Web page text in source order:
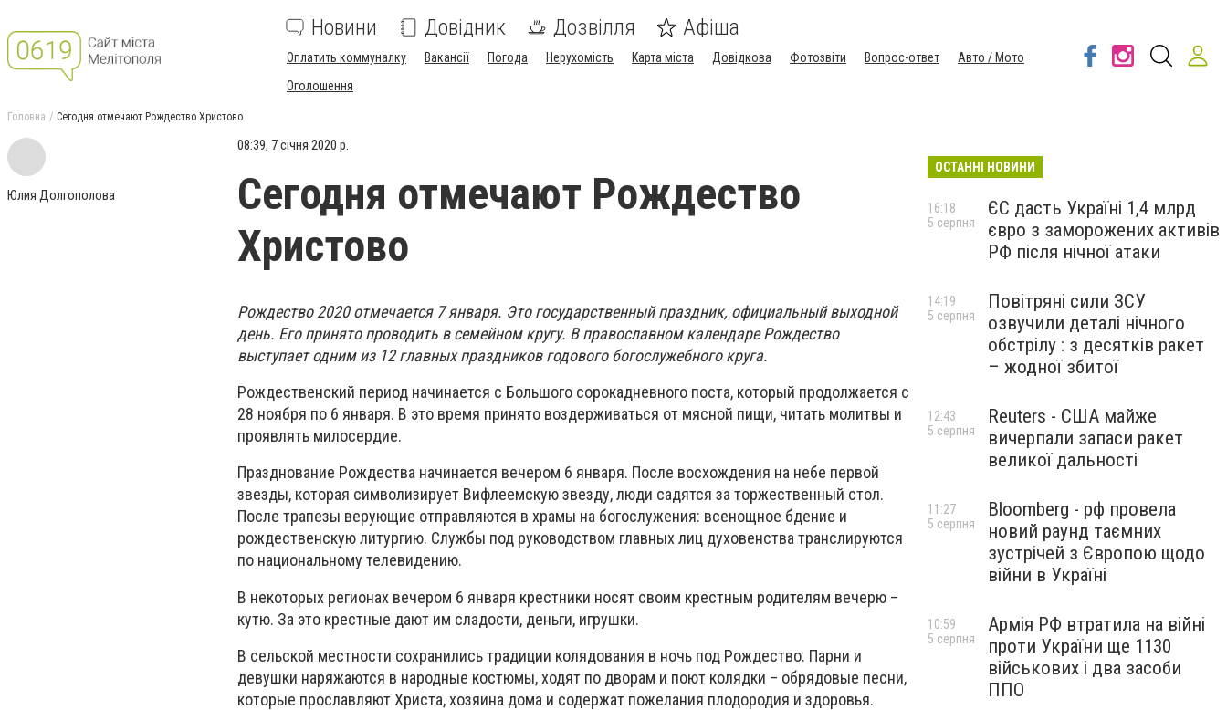
Новини Довідник Дозвілля Афіша
Оплатить коммуналку Вакансії Погода Нерухомість Карта міста Довідкова Фотозвіти Вопрос-ответ
Авто / Мото
Оголошення
Головна Сегодня отмечают Рождество Христово
Юлия Долгополова
08:39, 7 січня 2020 р.
Сегодня отмечают Рождество
Христово
Рождество 2020 отмечается 7 января. Это государственный праздник, официальный выходной
день. Его принято проводить в семейном кругу. В православном календаре Рождество
выступает одним из 12 главных праздников годового богослужебного круга.
Рождественский период начинается с Большого сорокадневного поста, который продолжается с
28 ноября по 6 января. В это время принято воздерживаться от мясной пищи, читать молитвы и
проявлять милосердие.
Празднование Рождества начинается вечером 6 января. После восхождения на небе первой
звезды, которая символизирует Вифлеемскую звезду, люди садятся за торжественный стол.
После трапезы верующие отправляются в храмы на богослужения: всенощное бдение и
рождественскую литургию. Службы под руководством главных лиц духовенства транслируются
по национальному телевидению.
В некоторых регионах вечером 6 января крестники носят своим крестным родителям вечерю –
кутю. За это крестные дают им сладости, деньги, игрушки.
В сельской местности сохранились традиции колядования в ночь под Рождество. Парни и
девушки наряжаются в народные костюмы, ходят по дворам и поют колядки – обрядовые песни,
которые прославляют Христа, хозяина дома и содержат пожелания плодородия и здоровья.
ОСТАННІ НОВИНИ
ЄС дасть Україні 1,4 млрд
євро з заморожених активів
РФ після нічної атаки
16:18
5 серпня
Повітряні сили ЗСУ
озвучили деталі нічного
обстрілу : з десятків ракет
– жодної збитої
14:19
5 серпня
Reuters - США майже
вичерпали запаси ракет
великої дальності
12:43
5 серпня
Bloomberg - рф провела
новий раунд таємних
зустрічей з Європою щодо
війни в Україні
11:27
5 серпня
Армія РФ втратила на війні
проти України ще 1130
військових і два засоби
ППО
10:59
5 серпня